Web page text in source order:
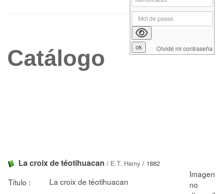
Catálogo
La croix de téotihuacan / E.T. Hamy / 1882
Título :
La croix de téotihuacan
Olvidé mi contraseña